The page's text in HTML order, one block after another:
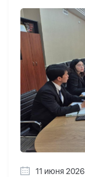
11 июня 2026